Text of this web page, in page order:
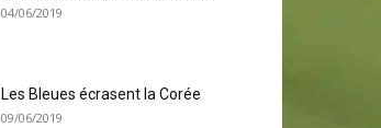
04/06/2019
Les Bleues écrasent la Corée
09/06/2019